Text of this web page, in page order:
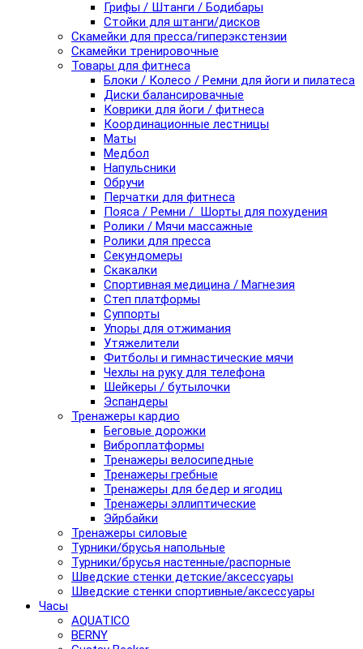
Грифы / Штанги / Бодибары
Стойки для штанги/дисков
Скамейки для пресса/гиперэкстензии
Скамейки тренировочные
Товары для фитнеса
Блоки / Колесо / Ремни для йоги и пилатеса
Диски балансировачные
Коврики для йоги / фитнеса
Координационные лестницы
Маты
Медбол
Напульсники
Обручи
Перчатки для фитнеса
Пояса / Ремни / Шорты для похудения
Ролики / Мячи массажные
Ролики для пресса
Секундомеры
Скакалки
Спортивная медицина / Магнезия
Степ платформы
Суппорты
Упоры для отжимания
Утяжелители
Фитболы и гимнастические мячи
Чехлы на руку для телефона
Шейкеры / бутылочки
Эспандеры
Тренажеры кардио
Беговые дорожки
Виброплатформы
Тренажеры велосипедные
Тренажеры гребные
Тренажеры для бедер и ягодиц
Тренажеры эллиптические
Эйрбайки
Тренажеры силовые
Турники/брусья напольные
Турники/брусья настенные/распорные
Шведские стенки детские/аксессуары
Шведские стенки спортивные/аксессуары
Часы
AQUATICO
BERNY